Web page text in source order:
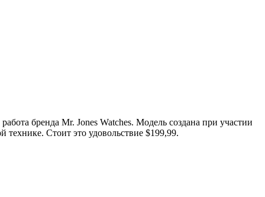
бренда Мr. Jones Watches. Модель создана при участии
Стоит это удовольствие $199,99.